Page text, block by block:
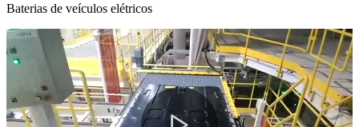
Baterias de veículos elétricos